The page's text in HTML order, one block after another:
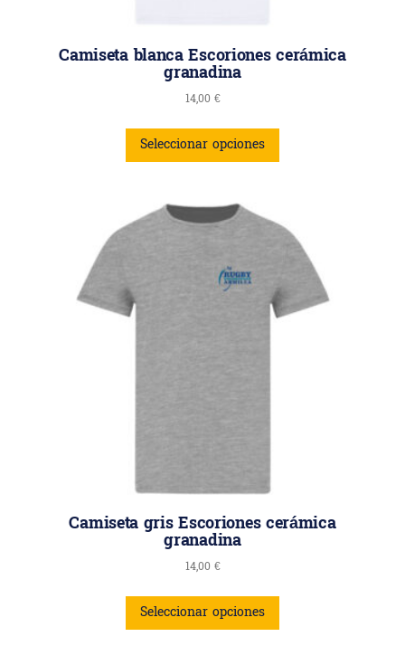
Camiseta blanca Escoriones cerámica
granadina
14,00 €
Seleccionar opciones
Camiseta gris Escoriones cerámica
granadina
14,00 €
Seleccionar opciones